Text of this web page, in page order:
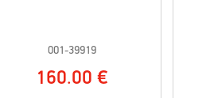
001-39919
160.00 €